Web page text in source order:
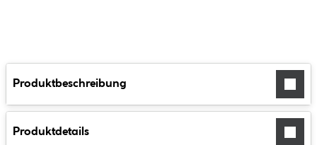
Produktbeschreibung
Produktdetails